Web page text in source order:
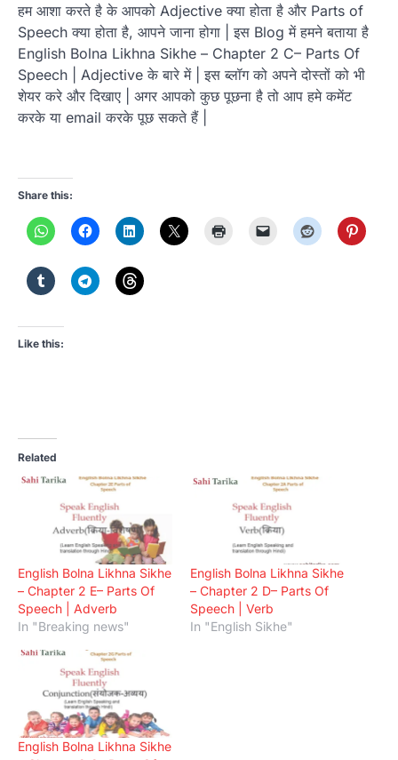
हम आशा करते है के आपको Adjective क्या होता है और Parts of
Speech क्या होता है, आपने जाना होगा | इस Blog में हमने बताया है
English Bolna Likhna Sikhe – Chapter 2 C– Parts Of
Speech | Adjective के बारे में | इस ब्लॉग को अपने दोस्तों को भी
शेयर करे और दिखाए | अगर आपको कुछ पूछना है तो आप हमे कमेंट
करके या email करके पूछ सकते हैं |
Share this:
Like this:
Related
English Bolna Likhna Sikhe
– Chapter 2 E– Parts Of
Speech | Adverb
In "Breaking news"
English Bolna Likhna Sikhe
– Chapter 2 D– Parts Of
Speech | Verb
In "English Sikhe"
English Bolna Likhna Sikhe